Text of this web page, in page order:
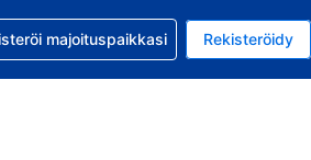
valuutta on Yhdysvaltain dollari
kieli on Suomi
varauksesi kanssa
majoituspaikkasi Rekisteröidy